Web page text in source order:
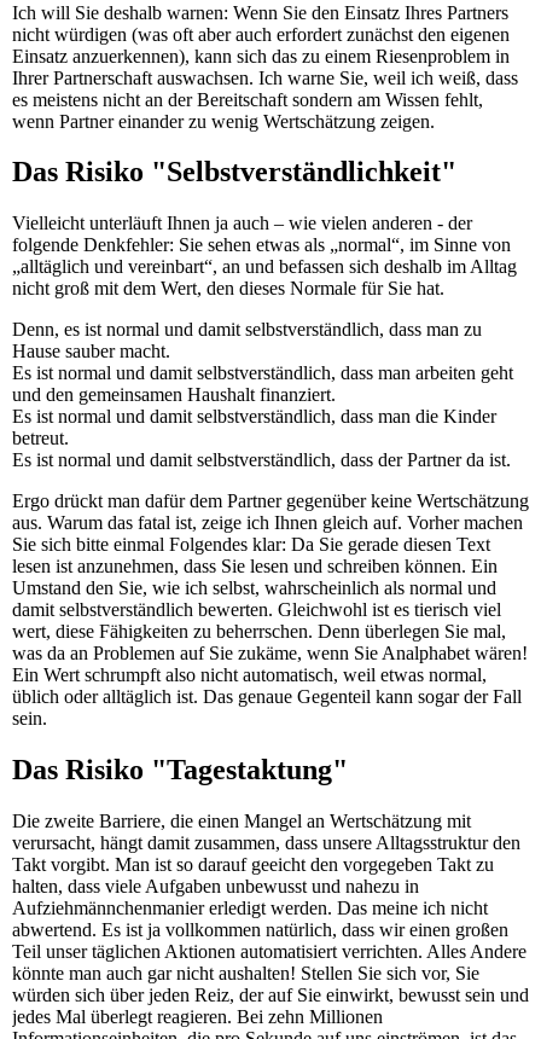
Ich will Sie deshalb warnen: Wenn Sie den Einsatz Ihres Partners
nicht würdigen (was oft aber auch erfordert zunächst den eigenen
Einsatz anzuerkennen), kann sich das zu einem Riesenproblem in
Ihrer Partnerschaft auswachsen. Ich warne Sie, weil ich weiß, dass
es meistens nicht an der Bereitschaft sondern am Wissen fehlt,
wenn Partner einander zu wenig Wertschätzung zeigen.
Das Risiko "Selbstverständlichkeit"
Vielleicht unterläuft Ihnen ja auch – wie vielen anderen - der
folgende Denkfehler: Sie sehen etwas als „normal“, im Sinne von
„alltäglich und vereinbart“, an und befassen sich deshalb im Alltag
nicht groß mit dem Wert, den dieses Normale für Sie hat.
Denn, es ist normal und damit selbstverständlich, dass man zu
Hause sauber macht.
Es ist normal und damit selbstverständlich, dass man arbeiten geht
und den gemeinsamen Haushalt finanziert.
Es ist normal und damit selbstverständlich, dass man die Kinder
betreut.
Es ist normal und damit selbstverständlich, dass der Partner da ist.
Ergo drückt man dafür dem Partner gegenüber keine Wertschätzung
aus. Warum das fatal ist, zeige ich Ihnen gleich auf. Vorher machen
Sie sich bitte einmal Folgendes klar: Da Sie gerade diesen Text
lesen ist anzunehmen, dass Sie lesen und schreiben können. Ein
Umstand den Sie, wie ich selbst, wahrscheinlich als normal und
damit selbstverständlich bewerten. Gleichwohl ist es tierisch viel
wert, diese Fähigkeiten zu beherrschen. Denn überlegen Sie mal,
was da an Problemen auf Sie zukäme, wenn Sie Analphabet wären!
Ein Wert schrumpft also nicht automatisch, weil etwas normal,
üblich oder alltäglich ist. Das genaue Gegenteil kann sogar der Fall
sein.
Das Risiko "Tagestaktung"
Die zweite Barriere, die einen Mangel an Wertschätzung mit
verursacht, hängt damit zusammen, dass unsere Alltagsstruktur den
Takt vorgibt. Man ist so darauf geeicht den vorgegeben Takt zu
halten, dass viele Aufgaben unbewusst und nahezu in
Aufziehmännchenmanier erledigt werden. Das meine ich nicht
abwertend. Es ist ja vollkommen natürlich, dass wir einen großen
Teil unser täglichen Aktionen automatisiert verrichten. Alles Andere
könnte man auch gar nicht aushalten! Stellen Sie sich vor, Sie
würden sich über jeden Reiz, der auf Sie einwirkt, bewusst sein und
jedes Mal überlegt reagieren. Bei zehn Millionen